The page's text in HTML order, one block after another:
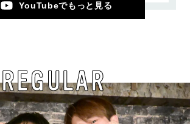
YouTubeでもっと見る
REGULAR